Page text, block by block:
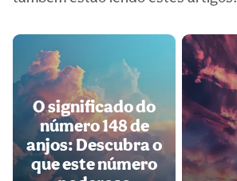
O significado do
número 148 de
anjos: Descubra o
que este número